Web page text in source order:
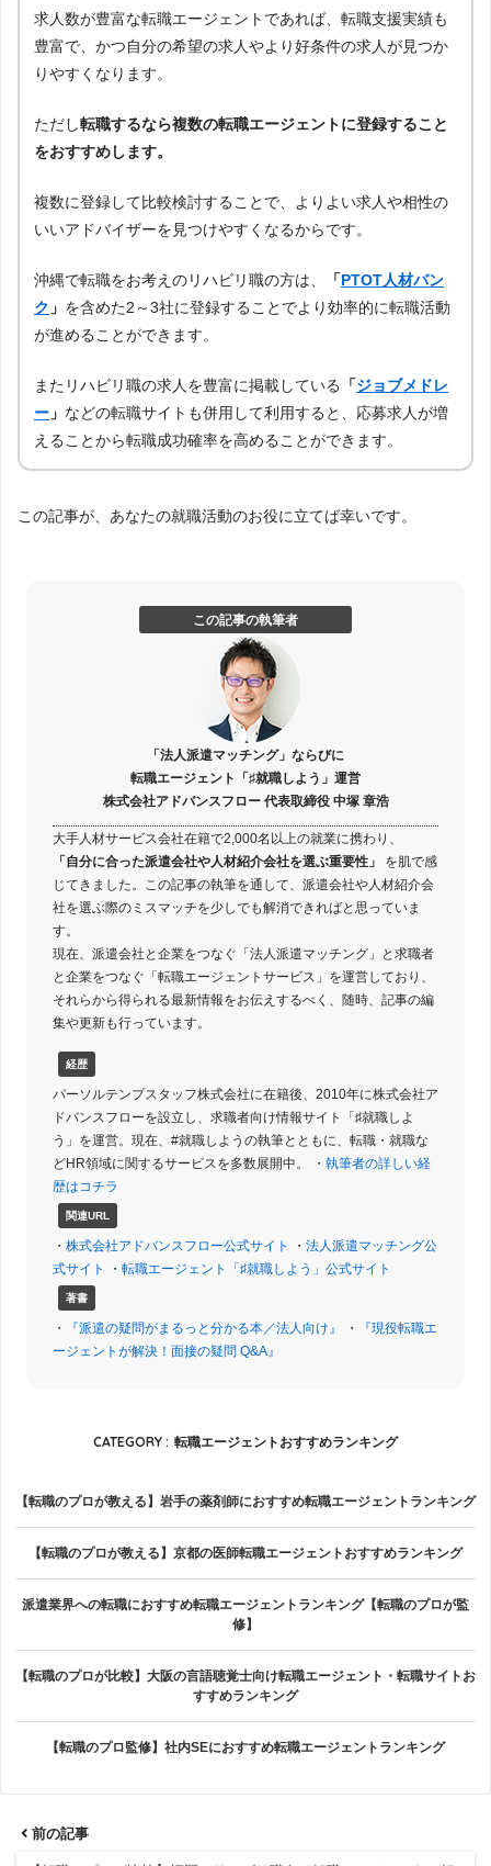
求人数が豊富な転職エージェントであれば、転職支援実績も
豊富で、かつ自分の希望の求人やより好条件の求人が見つか
りやすくなります。
ただし転職するなら複数の転職エージェントに登録すること
をおすすめします。
複数に登録して比較検討することで、よりよい求人や相性の
いいアドバイザーを見つけやすくなるからです。
沖縄で転職をお考えのリハビリ職の方は、 「PTOT人材バン
ク 」 を含めた2～3社に登録することでより効率的に転職活動
が進めることができます。
またリハビリ職の求人を豊富に掲載している 「ジョブメドレ
ー 」 などの転職サイトも併用して利用すると、応募求人が増
えることから転職成功確率を高めることができます。
この記事が、あなたの就職活動のお役に立てば幸いです。
この記事の執筆者
「法人派遣マッチング」ならびに
転職エージェント「♯就職しよう」運営
株式会社アドバンスフロー 代表取締役 中塚 章浩
大手人材サービス会社在籍で2,000名以上の就業に携わり、
「自分に合った派遣会社や人材紹介会社を選ぶ重要性」
を肌で感
じてきました。この記事の執筆を通して、派遣会社や人材紹介会
社を選ぶ際のミスマッチを少しでも解消できればと思っていま
す。
現在、派遣会社と企業をつなぐ「法人派遣マッチング」と求職者
と企業をつなぐ「転職エージェントサービス」を運営しており、
それらから得られる最新情報をお伝えするべく、随時、記事の編
集や更新も行っています。
経歴
パーソルテンプスタッフ株式会社に在籍後、2010年に株式会社ア
ドバンスフローを設立し、求職者向け情報サイト「♯就職しよ
う」を運営。現在、#就職しようの執筆とともに、転職・就職な
どHR領域に関するサービスを多数展開中。 ・ 執筆者の詳しい経
歴はコチラ
関連URL
・ 株式会社アドバンスフロー公式サイト ・ 法人派遣マッチング公
式サイト
・ 転職エージェント「♯就職しよう」公式サイト
著書
・ 『派遣の疑問がまるっと分かる本／法人向け』 ・
『現役転職エ
ージェントが解決！面接の疑問 Q&A』
CATEGORY : 転職エージェントおすすめランキング
【転職のプロが教える】岩手の薬剤師におすすめ転職エージェントランキング
【転職のプロが教える】京都の医師転職エージェントおすすめランキング
派遣業界への転職におすすめ転職エージェントランキング【転職のプロが監
修】
【転職のプロが比較】大阪の言語聴覚士向け転職エージェント・転職サイトお
すすめランキング
【転職のプロ監修】社内SEにおすすめ転職エージェントランキング
前の記事